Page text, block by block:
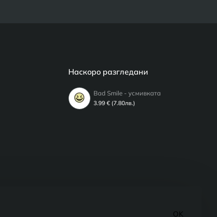
OK
Наскоро разгледани
Bad Smile - усмивката
3.99 € (7.80лв.)